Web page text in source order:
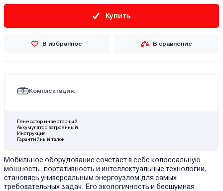
Купить
В избранное В сравнение
Комплектация:
Генератор инверторный
Аккумулятор встроенный
Инструкция
Гарантийный талон
Мобильное оборудование сочетает в себе колоссальную
мощность, портативность и интеллектуальные технологии,
становясь универсальным энергоузлом для самых
требовательных задач. Его экологичность и бесшумная